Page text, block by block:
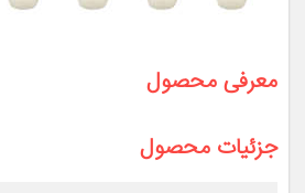
معرفی محصول
جزئیات محصول